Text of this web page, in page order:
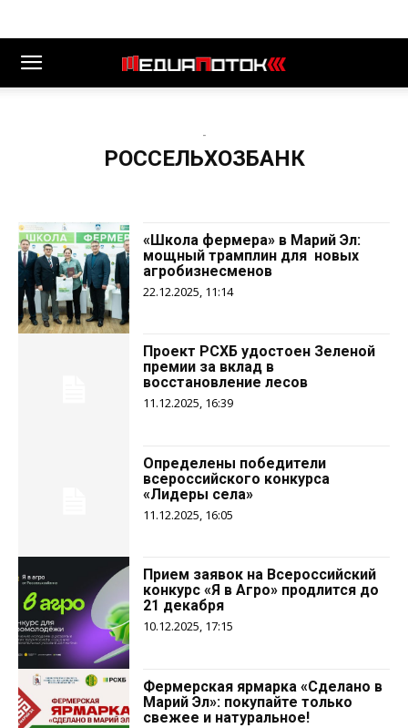
-
РОССЕЛЬХОЗБАНК
«Школа фермера» в Марий Эл:
мощный трамплин для новых
агробизнесменов
22.12.2025, 11:14
Проект РСХБ удостоен Зеленой
премии за вклад в
восстановление лесов
11.12.2025, 16:39
Определены победители
всероссийского конкурса
«Лидеры села»
11.12.2025, 16:05
Прием заявок на Всероссийский
конкурс «Я в Агро» продлится до
21 декабря
10.12.2025, 17:15
Фермерская ярмарка «Сделано в
Марий Эл»: покупайте только
свежее и натуральное!